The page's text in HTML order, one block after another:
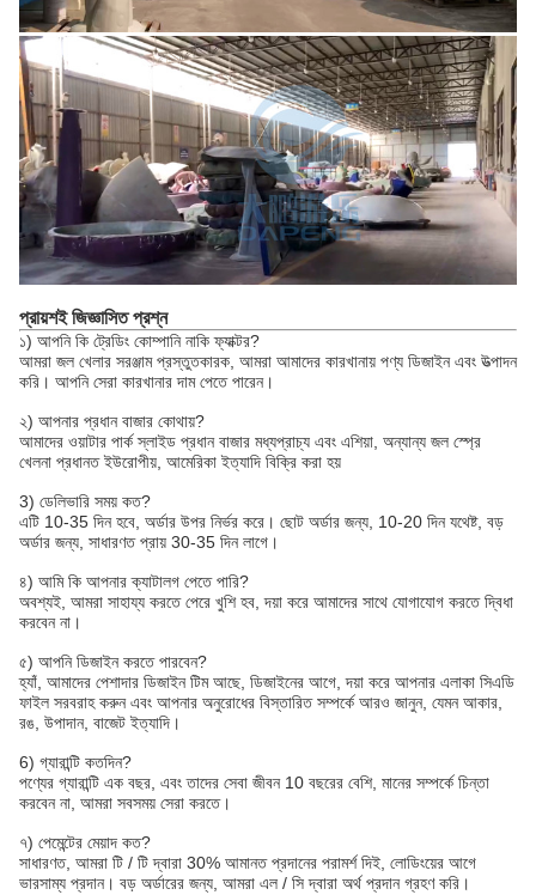
প্রায়শই জিজ্ঞাসিত প্রশ্ন
১) আপনি কি ট্রেডিং কোম্পানি নাকি ফ্যাক্টর?
আমরা জল খেলার সরঞ্জাম প্রস্তুতকারক, আমরা আমাদের কারখানায় পণ্য ডিজাইন এবং উত্পাদন
করি। আপনি সেরা কারখানার দাম পেতে পারেন।
২) আপনার প্রধান বাজার কোথায়?
আমাদের ওয়াটার পার্ক স্লাইড প্রধান বাজার মধ্যপ্রাচ্য এবং এশিয়া, অন্যান্য জল স্প্রে
খেলনা প্রধানত ইউরোপীয়, আমেরিকা ইত্যাদি বিক্রি করা হয়
3) ডেলিভারি সময় কত?
এটি 10-35 দিন হবে, অর্ডার উপর নির্ভর করে। ছোট অর্ডার জন্য, 10-20 দিন যথেষ্ট, বড়
অর্ডার জন্য, সাধারণত প্রায় 30-35 দিন লাগে।
৪) আমি কি আপনার ক্যাটালগ পেতে পারি?
অবশ্যই, আমরা সাহায্য করতে পেরে খুশি হব, দয়া করে আমাদের সাথে যোগাযোগ করতে দ্বিধা
করবেন না।
৫) আপনি ডিজাইন করতে পারবেন?
হ্যাঁ, আমাদের পেশাদার ডিজাইন টিম আছে, ডিজাইনের আগে, দয়া করে আপনার এলাকা সিএডি
ফাইল সরবরাহ করুন এবং আপনার অনুরোধের বিস্তারিত সম্পর্কে আরও জানুন, যেমন আকার,
রঙ, উপাদান, বাজেট ইত্যাদি।
6) গ্যারান্টি কতদিন?
পণ্যের গ্যারান্টি এক বছর, এবং তাদের সেবা জীবন 10 বছরের বেশি, মানের সম্পর্কে চিন্তা
করবেন না, আমরা সবসময় সেরা করতে।
৭) পেমেন্টের মেয়াদ কত?
সাধারণত, আমরা টি / টি দ্বারা 30% আমানত প্রদানের পরামর্শ দিই, লোডিংয়ের আগে
ভারসাম্য প্রদান। বড় অর্ডারের জন্য, আমরা এল / সি দ্বারা অর্থ প্রদান গ্রহণ করি।